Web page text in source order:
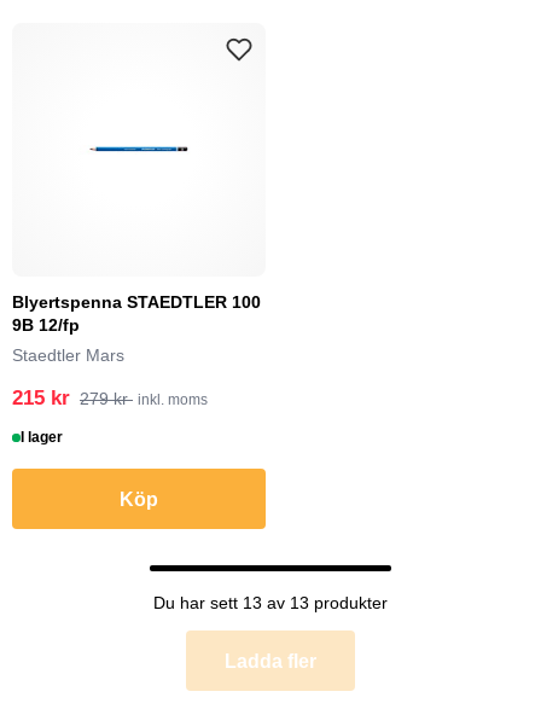
Blyertspenna STAEDTLER 100
9B 12/fp
Staedtler Mars
215 kr 279 kr inkl. moms
I lager
Köp
Du har sett 13 av 13 produkter
Ladda fler